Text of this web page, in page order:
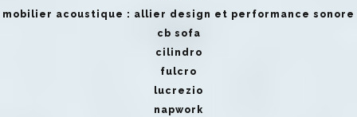
mobilier acoustique : allier design et performance sonore
cb sofa
cilindro
fulcro
lucrezio
napwork